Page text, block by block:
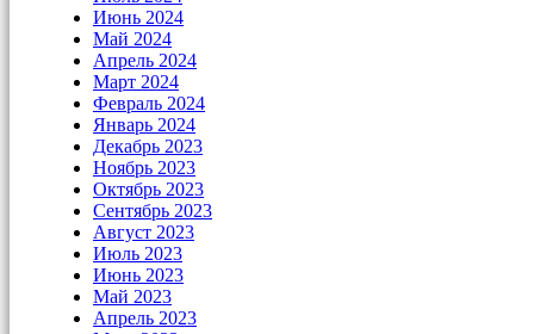
Июнь 2024
Май 2024
Апрель 2024
Март 2024
Февраль 2024
Январь 2024
Декабрь 2023
Ноябрь 2023
Октябрь 2023
Сентябрь 2023
Август 2023
Июль 2023
Июнь 2023
Май 2023
Апрель 2023